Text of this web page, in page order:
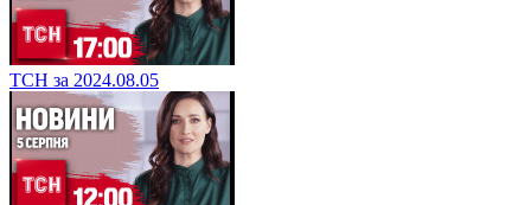
ТСН за 2024.08.05